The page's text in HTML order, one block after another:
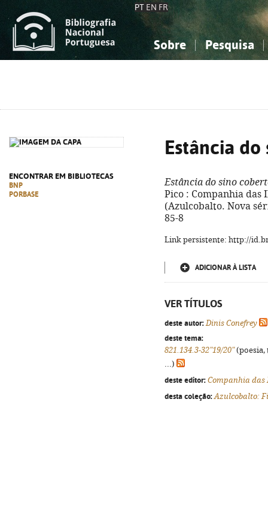
PT EN FR
Sobre Pesquisa
ENCONTRAR EM BIBLIOTECAS
BNP
PORBASE
Estância
Estância do sino
Pico : Companhia das
(Azulcobalto. Nova
85-8
Link persistente: http://
ADICIONAR À LISTA
VER TÍTULOS
deste autor: Dinis Conefrey
deste tema:
821.134.3-32"19/20"(poesia,
...)
deste editor: Companhia das
desta coleção: Azulcobalto: